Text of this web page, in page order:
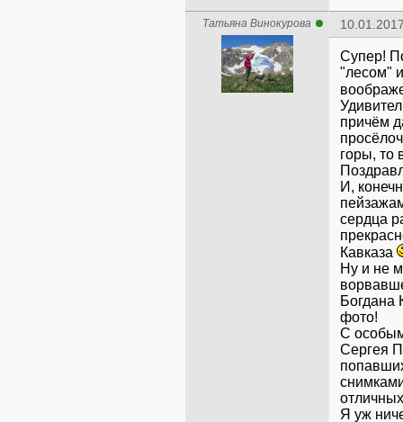
Татьяна Винокурова
Супер!
"лесом"
причём
горы, то
И,
сердца
Кавказа
Ну и не
Богдана
фото!
С
Сергея
Я уж